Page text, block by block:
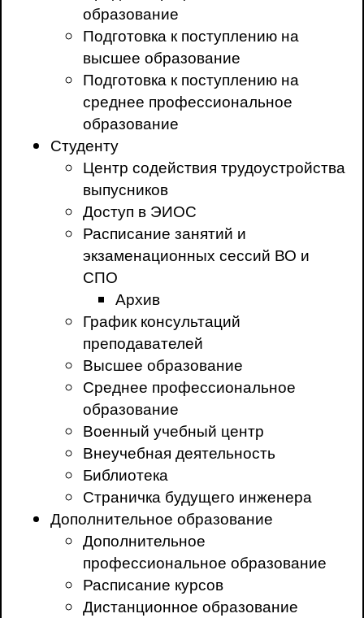
образование
Подготовка к поступлению на
высшее образование
Подготовка к поступлению на
среднее профессиональное
образование
Студенту
Центр содействия трудоустройства
выпусников
Доступ в ЭИОС
Расписание занятий и
экзаменационных сессий ВО и
СПО
Архив
График консультаций
преподавателей
Высшее образование
Среднее профессиональное
образование
Военный учебный центр
Внеучебная деятельность
Библиотека
Страничка будущего инженера
Дополнительное образование
Дополнительное
профессиональное образование
Расписание курсов
Дистанционное образование